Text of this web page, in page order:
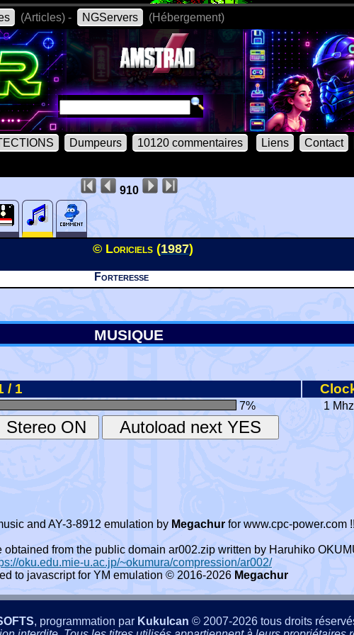
(Articles) - NGServers (Hébergement)
Dumpeurs 10120 commentaires Liens Contact
910
© Loriciels (1987)
Forteresse
MUSIQUE
/ 1
7% 1 Mhz
and AY-3-8912 emulation by Megachur for www.cpc-power.com
obtained from the public domain ar002.zip written by Haruhiko
oku.edu.mie-u.ac.jp/~okumura/compression/ar002/
to javascript for YM emulation © 2016-2026 Megachur
, programmation par Kukulcan © 2007-2026 tous droits